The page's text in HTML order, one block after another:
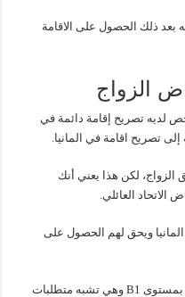
بعد ذلك الحصول على الاقامة
الزواج
لديه تصريح إقامة دائمة في
تصريح اقامة في المانيا.
الزواج، لكن هذا يعني أنك
العائلي.
ويحق لهم الحصول على
تتضمن المتطلبات فهمًا جيدًا للغة الالمانية بمستوى B1 وهي تشبه متطلبات